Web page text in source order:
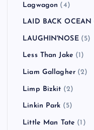
Lagwagon (4)
LAID BACK OCEAN
LAUGHIN'NOSE(5)
Less Than Jake (1)
Liam Gallagher (2)
Limp Bizkit (2)
Linkin Park (5)
Little Man Tate (1)